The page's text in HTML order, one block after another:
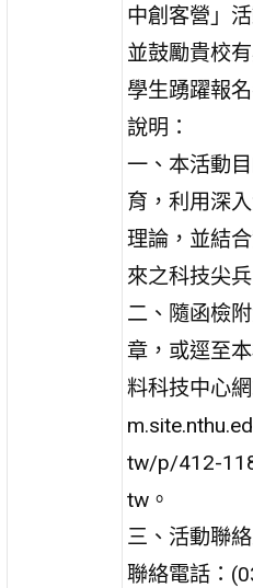
中創客營」
並鼓勵貴校
學生踴躍報
說明：
一、本活動
育，利用深
理論，並結
來之科技尖兵
二、隨函檢
章，或逕至
料科技中心
tw/p/412-
tw。
三、活動聯
聯絡電話：